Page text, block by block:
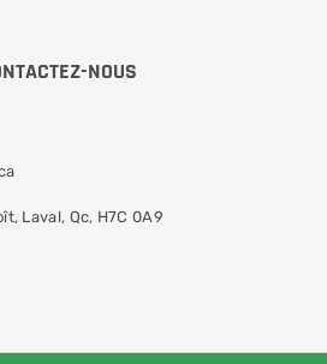
NOUS
Laval, Qc, H7C 0A9